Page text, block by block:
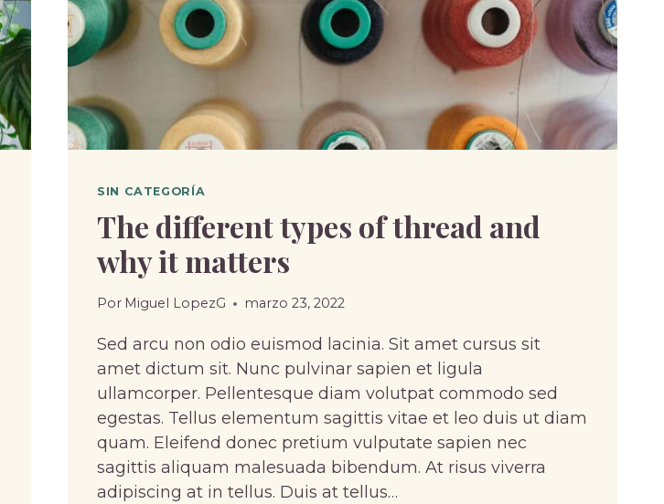
SIN CATEGORÍA
The different types of thread and
why it matters
Por Miguel LopezG marzo 23, 2022
Sed arcu non odio euismod lacinia. Sit amet cursus sit
amet dictum sit. Nunc pulvinar sapien et ligula
ullamcorper. Pellentesque diam volutpat commodo sed
egestas. Tellus elementum sagittis vitae et leo duis ut diam
quam. Eleifend donec pretium vulputate sapien nec
sagittis aliquam malesuada bibendum. At risus viverra
adipiscing at in tellus. Duis at tellus…